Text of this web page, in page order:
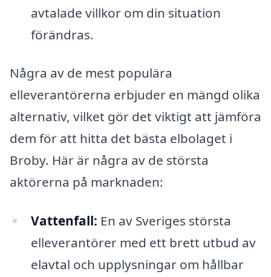
avtalade villkor om din situation
förändras.
Några av de mest populära
elleverantörerna erbjuder en mängd olika
alternativ, vilket gör det viktigt att jämföra
dem för att hitta det bästa elbolaget i
Broby. Här är några av de största
aktörerna på marknaden:
Vattenfall: En av Sveriges största
elleverantörer med ett brett utbud av
elavtal och upplysningar om hållbar